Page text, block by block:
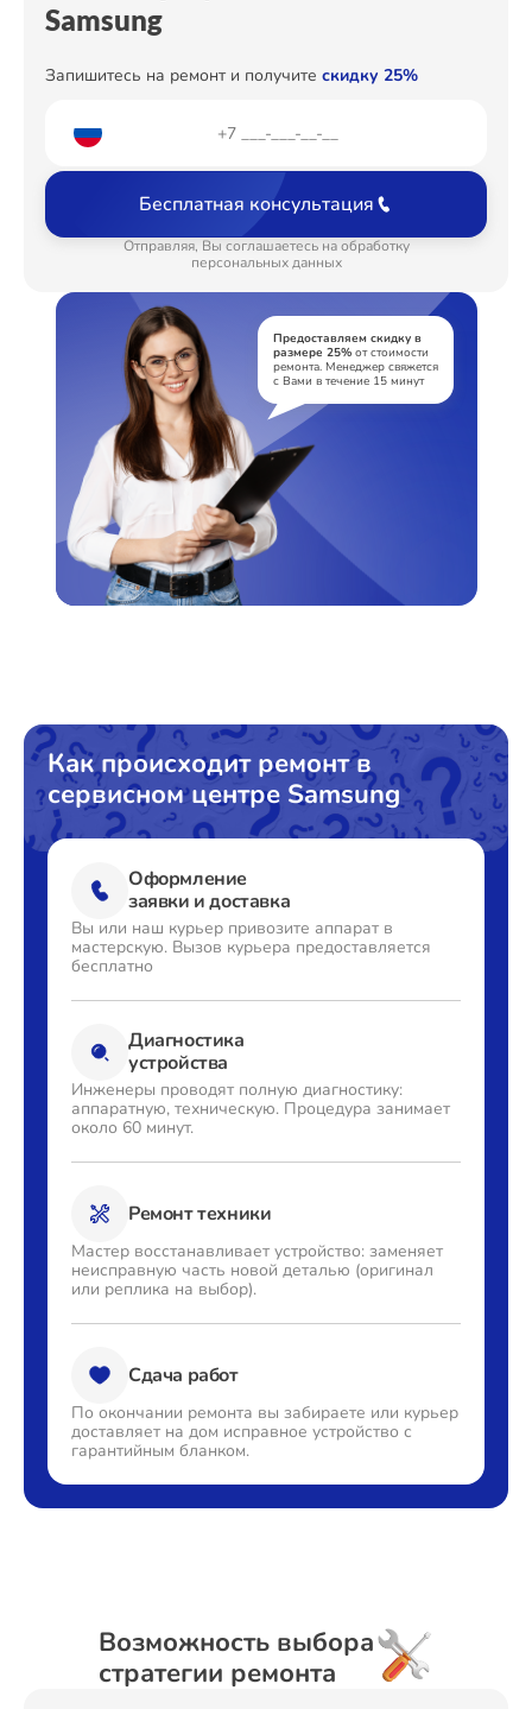
Ремонт цепи питания
Ремонт динамика от 550₽
Samsung
Запишитесь на ремонт и получите скидку 25%
Бесплатная консультация
Отправляя, Вы соглашаетесь на обработку
персональных данных
Предоставляем скидку в
размере 25%от стоимости
ремонта. Менеджер свяжется
с Вами в течение 15 минут
Как происходит ремонт в
сервисном центре Samsung
Оформление
заявки и доставка
Вы или наш курьер привозите аппарат в
мастерскую. Вызов курьера предоставляется
бесплатно
Диагностика
устройства
Инженеры проводят полную диагностику:
аппаратную, техническую. Процедура занимает
около 60 минут.
Ремонт техники
Мастер восстанавливает устройство: заменяет
неисправную часть новой деталью (оригинал
или реплика на выбор).
Сдача работ
По окончании ремонта вы забираете или курьер
доставляет на дом исправное устройство с
гарантийным бланком.
Возможность выбора
стратегии ремонта